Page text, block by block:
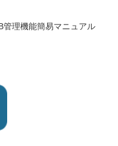
管理機能簡易マニュアル